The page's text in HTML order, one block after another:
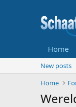
Home
New posts
Home